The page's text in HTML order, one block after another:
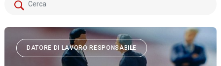
DATORE DI LAVORO RESPONSABILE